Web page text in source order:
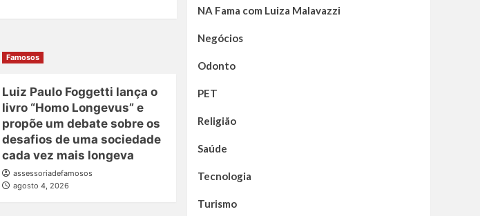
Famosos
Luiz Paulo Foggetti lança o
livro “Homo Longevus” e
propõe um debate sobre os
desafios de uma sociedade
cada vez mais longeva
assessoriadefamosos
agosto 4, 2026
NA Fama com Luiza Malavazzi
Negócios
Odonto
PET
Religião
Saúde
Tecnologia
Turismo